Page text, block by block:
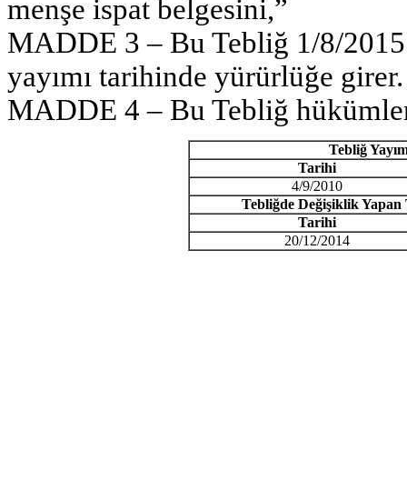
menşe ispat belgesini,”
MADDE 3 – Bu Tebliğ 1/8/
yayımı tarihinde yürürlüğe girer.
MADDE 4 – Bu Tebliğ
Tebliğ
Tarihi
4/9/2010
Tebliğde Değişiklik Yapan
Tarihi
20/12/2014